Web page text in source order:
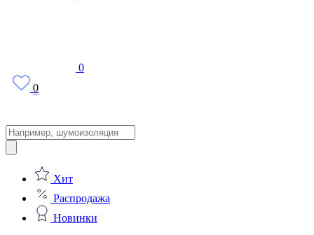
0
0
Поиск
товаров
Хит
Распродажа
Новинки